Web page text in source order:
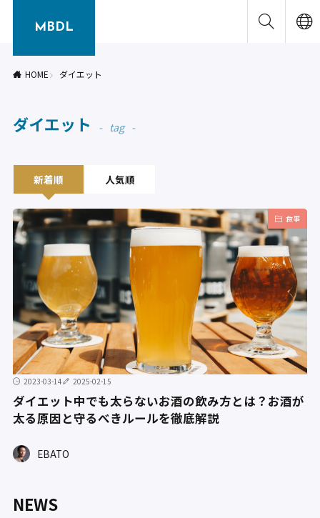
MBDL
HOME ダイエット
ダイエット tag
新着順 人気順
食事
2023-03-14 2025-02-15
ダイエット中でも太らないお酒の飲み方とは？お酒が
太る原因と守るべきルールを徹底解説
EBATO
NEWS